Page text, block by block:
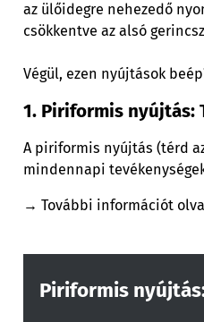
az ülőidegre nehezedő
csökkentve az alsó
Végül, ezen nyújtások
1. Piriformis nyújtás:
A piriformis nyújtás (térd
mindennapi
→ További információt
Piriformis